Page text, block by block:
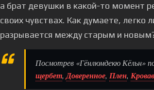
а брат девушки в какой-то момент
своих чувствах. Как думаете, легко
разрывается между старым и
Посмотрев «Гёнлюмдекю Кёльн»
щербет, Доверенное, Плен,